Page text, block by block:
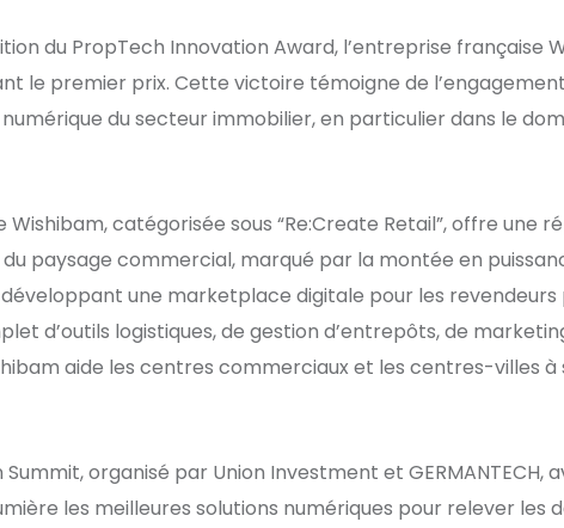
du PropTech Innovation Award, l’entreprise française
le premier prix. Cette victoire témoigne de
du secteur immobilier, en particulier dans le
Wishibam, catégorisée sous “Re:Create Retail”, offre une
du paysage commercial, marqué par la montée en
une marketplace digitale pour les revendeurs
d’outils logistiques, de gestion d’entrepôts, de
aide les centres commerciaux et les centres-villes à
organisé par Union Investment et GERMANTECH,
les meilleures solutions numériques pour relever les